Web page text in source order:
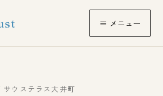
≡ メニュー
サウステラス大井町